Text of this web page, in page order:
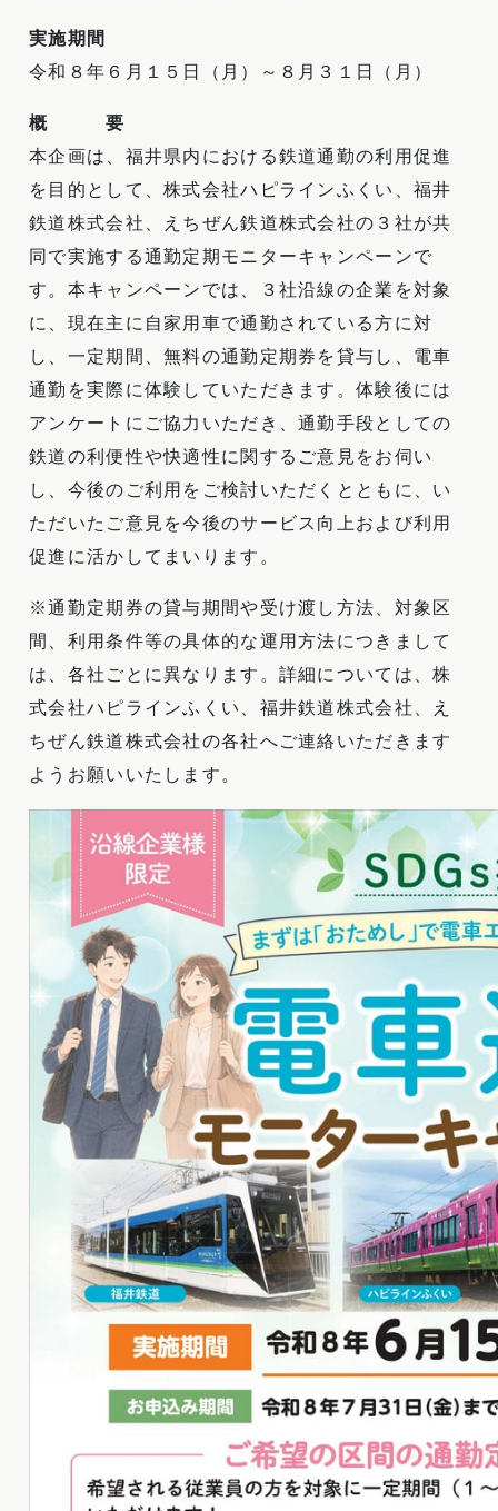
実施期間
令和８年６月１５日（月）～８月３１日（月）
概 要
本企画は、福井県内における鉄道通勤の利用促進
を目的として、株式会社ハピラインふくい、福井
鉄道株式会社、えちぜん鉄道株式会社の３社が共
同で実施する通勤定期モニターキャンペーンで
す。本キャンペーンでは、３社沿線の企業を対象
に、現在主に自家用車で通勤されている方に対
し、一定期間、無料の通勤定期券を貸与し、電車
通勤を実際に体験していただきます。体験後には
アンケートにご協力いただき、通勤手段としての
鉄道の利便性や快適性に関するご意見をお伺い
し、今後のご利用をご検討いただくとともに、い
ただいたご意見を今後のサービス向上および利用
促進に活かしてまいります。
※通勤定期券の貸与期間や受け渡し方法、対象区
間、利用条件等の具体的な運用方法につきまして
は、各社ごとに異なります。詳細については、株
式会社ハピラインふくい、福井鉄道株式会社、え
ちぜん鉄道株式会社の各社へご連絡いただきます
ようお願いいたします。